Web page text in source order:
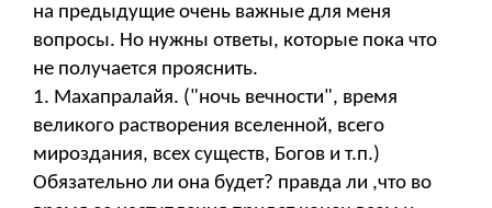
на предыдущие очень важные для меня
вопросы. Но нужны ответы, которые пока что
не получается прояснить.
1. Махапралайя. ("ночь вечности", время
великого растворения вселенной, всего
мироздания, всех существ, Богов и т.п.)
Обязательно ли она будет? правда ли ,что во